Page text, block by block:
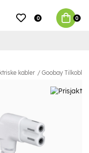
0 0
kabler Goobay